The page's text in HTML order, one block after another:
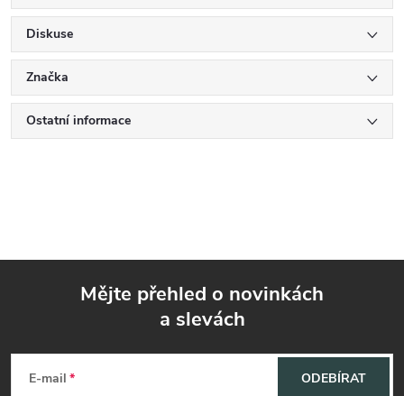
Diskuse
Značka
Ostatní informace
Mějte přehled o novinkách
a slevách
E-mail ODEBÍRAT